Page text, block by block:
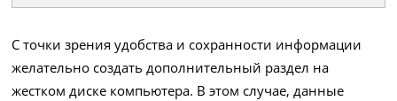
С точки зрения удобства и сохранности информации
желательно создать дополнительный раздел на
жестком диске компьютера. В этом случае, данные